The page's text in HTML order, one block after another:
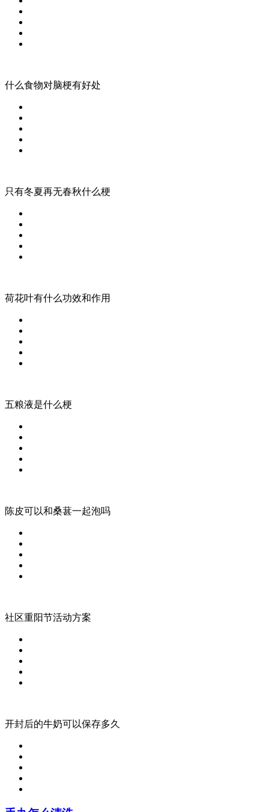
什么食物对脑梗有好处
只有冬夏再无春秋什么梗
荷花叶有什么功效和作用
五粮液是什么梗
陈皮可以和桑葚一起泡吗
社区重阳节活动方案
开封后的牛奶可以保存多久